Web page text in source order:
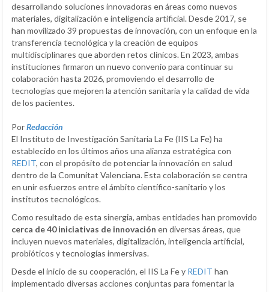
desarrollando soluciones innovadoras en áreas como nuevos
materiales, digitalización e inteligencia artificial. Desde 2017, se
han movilizado 39 propuestas de innovación, con un enfoque en la
transferencia tecnológica y la creación de equipos
multidisciplinares que aborden retos clínicos. En 2023, ambas
instituciones firmaron un nuevo convenio para continuar su
colaboración hasta 2026, promoviendo el desarrollo de
tecnologías que mejoren la atención sanitaria y la calidad de vida
de los pacientes.
PorRedacción
El Instituto de Investigación Sanitaria La Fe (IIS La Fe) ha
establecido en los últimos años una alianza estratégica con
REDIT, con el propósito de potenciar la innovación en salud
dentro de la Comunitat Valenciana. Esta colaboración se centra
en unir esfuerzos entre el ámbito científico-sanitario y los
institutos tecnológicos.
Como resultado de esta sinergia, ambas entidades han promovido
cerca de 40 iniciativas de innovación en diversas áreas, que
incluyen nuevos materiales, digitalización, inteligencia artificial,
probióticos y tecnologías inmersivas.
Desde el inicio de su cooperación, el IIS La Fe y REDIT han
implementado diversas acciones conjuntas para fomentar la